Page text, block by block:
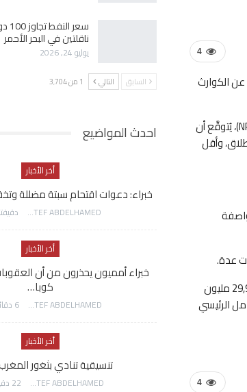
4
عن الكوارث
وبحسب التقرير السنوي المشترك الصادر الثلاثاء عن مركز رصد النزوح الداخلي (IDMC) والمجلس النروجي للاجئين (NRC)، يُتوقَّع أن
على الإطلاق، وأقل
وتسببت النزاعات وأعمال العنف بـ32,3 مليون حالة نزوح داخلي، بزيادة قدرها 60% مقارنة بعام 2024، بينما تعود 29,9 مليون
الرئيسي
4
ناقلتين في البحر الأحمر
يوليو 24, 2026
السابق التالي 1 من 3٬704
احدث المواضيع
أخر الأخبار
خبراء: دعوات اقتحام سبتة مضللة
AWATEF ABDELHAMED
أخر الأخبار
خبراء أمميون يحذرون من أن
كوبا…
AWATEF ABDELHAMED 6 دقائق منذ
أخر الأخبار
تنسيقية تنادي بثغور
AWATEF ABDELHAMED 22 دقيقة منذ